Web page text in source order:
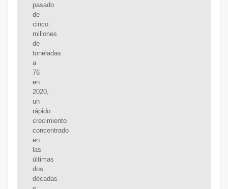
pasado
de
cinco
millones
de
toneladas
a
76
en
2020,
un
rápido
crecimiento
concentrado
en
las
últimas
dos
décadas